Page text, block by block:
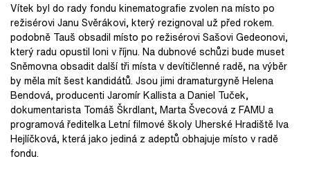
Vítek byl do rady fondu kinematografie zvolen na místo po
režisérovi Janu Svěrákovi, který rezignoval už před rokem.
podobně Tauš obsadil místo po režisérovi Sašovi Gedeonovi,
který radu opustil loni v říjnu. Na dubnové schůzi bude muset
Sněmovna obsadit další tři místa v devítičlenné radě, na výběr
by měla mít šest kandidátů. Jsou jimi dramaturgyně Helena
Bendová, producenti Jaromír Kallista a Daniel Tuček,
dokumentarista Tomáš Škrdlant, Marta Švecová z FAMU a
programová ředitelka Letní filmové školy Uherské Hradiště Iva
Hejlíčková, která jako jediná z adeptů obhajuje místo v radě
fondu.